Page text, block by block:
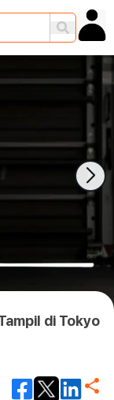
di Tokyo